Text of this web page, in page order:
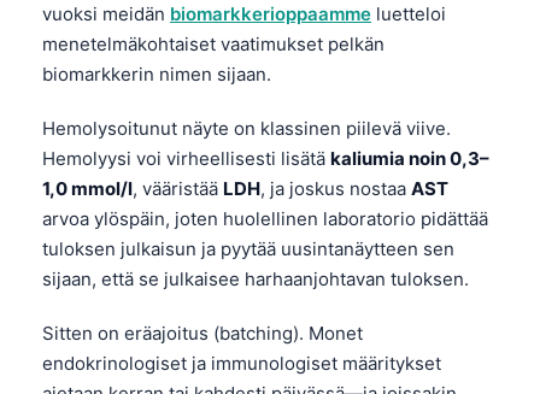
vuoksi meidän biomarkkerioppaamme luetteloi
menetelmäkohtaiset vaatimukset pelkän
biomarkkerin nimen sijaan.
Hemolysoitunut näyte on klassinen piilevä viive.
Hemolyysi voi virheellisesti lisätä kaliumia noin 0,3–
1,0 mmol/l, vääristää LDH, ja joskus nostaa AST
arvoa ylöspäin, joten huolellinen laboratorio pidättää
tuloksen julkaisun ja pyytää uusintanäytteen sen
sijaan, että se julkaisee harhaanjohtavan tuloksen.
Sitten on eräajoitus (batching). Monet
endokrinologiset ja immunologiset määritykset